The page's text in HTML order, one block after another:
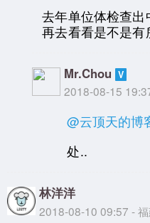
去年单位体检查
再去看看是不是有
Mr.Chou
2018-08-15
@云顶天的博
处..
林洋洋
2018-08-10 09:57 -